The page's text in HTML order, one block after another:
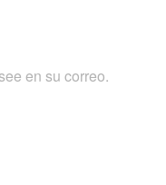
en su correo.